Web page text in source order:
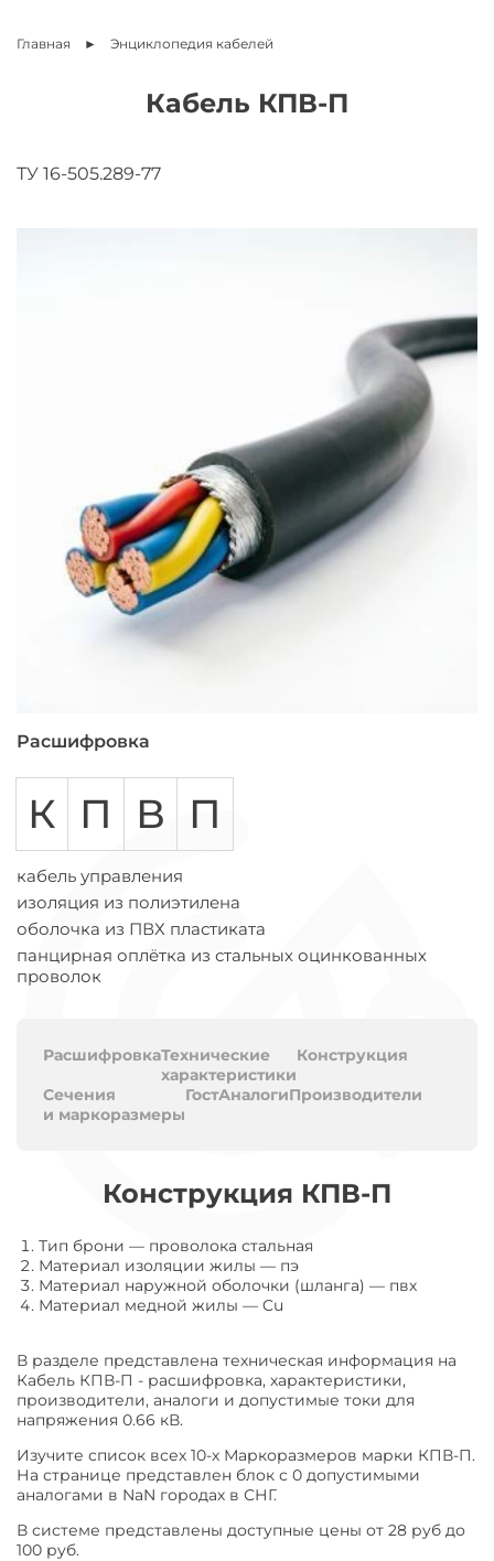
Главная Энциклопедия кабелей
Кабель КПВ-П
ТУ 16-505.289-77
Расшифровка
К П В П
кабель управления
изоляция из полиэтилена
оболочка из ПВХ пластиката
панцирная оплётка из стальных оцинкованных
проволок
РасшифровкаТехнические
характеристики
Конструкция
Сечения
и маркоразмеры
ГостАналогиПроизводители
Конструкция КПВ-П
Тип брони — проволока стальная
Материал изоляции жилы — пэ
Материал наружной оболочки (шланга) — пвх
Материал медной жилы — Cu
В разделе представлена техническая информация на
Кабель КПВ-П - расшифровка, характеристики,
производители, аналоги и допустимые токи для
напряжения 0.66 кВ.
Изучите список всех 10-х Маркоразмеров марки КПВ-П.
На странице представлен блок с 0 допустимыми
аналогами в NaN городах в СНГ.
В системе представлены доступные цены от 28 руб до
100 руб.